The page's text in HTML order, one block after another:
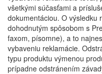
všetkými súčasťami a
dokumentáciou. O výsledku
dohodnutým spôsobom s
faxom, písomne), a to
vybaveniu reklamácie.
typu produktu výmenou
prípadne odstránením